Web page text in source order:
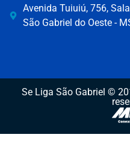
Avenida Tuiuiú, 756,
São Gabriel do Oeste -
Se Liga São Gabriel ©